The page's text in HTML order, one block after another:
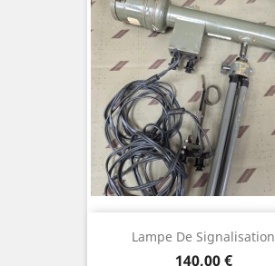
Lampe De Signalisation
Prix
140,00 €